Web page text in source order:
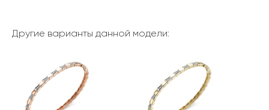
Другие варианты данной модели: